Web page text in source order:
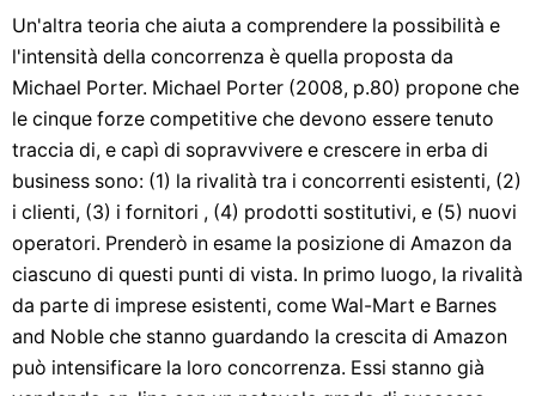
Un'altra teoria che aiuta a comprendere la possibilità e
l'intensità della concorrenza è quella proposta da
Michael Porter. Michael Porter (2008, p.80) propone che
le cinque forze competitive che devono essere tenuto
traccia di, e capì di sopravvivere e crescere in erba di
business sono: (1) la rivalità tra i concorrenti esistenti, (2)
i clienti, (3) i fornitori , (4) prodotti sostitutivi, e (5) nuovi
operatori. Prenderò in esame la posizione di Amazon da
ciascuno di questi punti di vista. In primo luogo, la rivalità
da parte di imprese esistenti, come Wal-Mart e Barnes
and Noble che stanno guardando la crescita di Amazon
può intensificare la loro concorrenza. Essi stanno già